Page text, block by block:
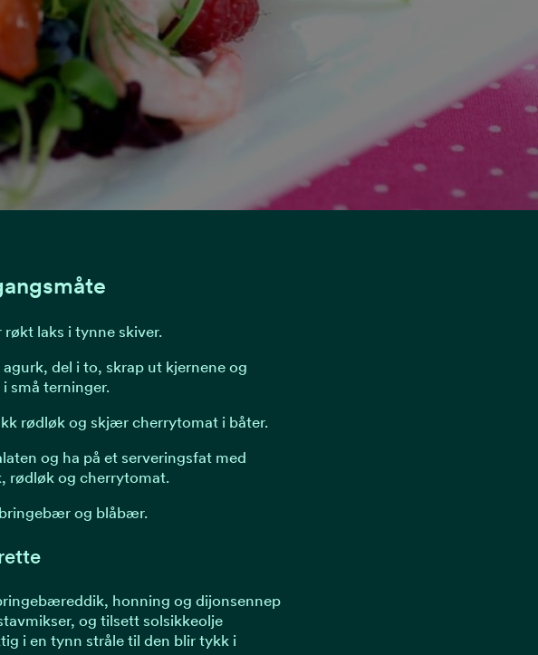
laks i tynne skiver.
agurk, del i to, skrap ut kjernene og
små terninger.
rødløk og skjær cherrytomat i båter.
og ha på et serveringsfat med
rødløk og cherrytomat.
og blåbær.
honning og dijonsennep
og tilsett solsikkeolje
i en tynn stråle til den blir tykk i